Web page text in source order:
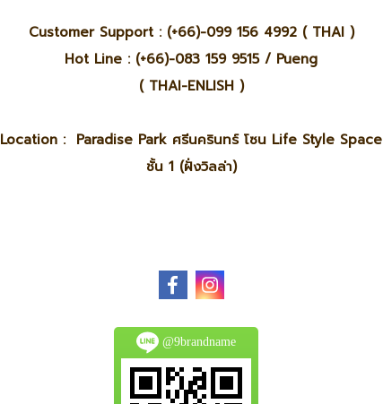
Customer Support : (+66)-099 156 4992 ( THAI )
Hot Line : (+66)-083 159 9515 / Pueng
( THAI-ENLISH )
Location : Paradise Park ศรีนครินทร์ โซน Life Style Space
ชั้น 1 (ฝั่งวิลล่า)
@9brandname